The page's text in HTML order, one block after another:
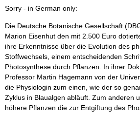
Sorry - in German only:
Die Deutsche Botanische Gesellschaft
Marion Eisenhut den mit 2.500 Euro
ihre Erkenntnisse über die Evolution des
Stoffwechsels, einem entscheidenden
Photosynthese durch Pflanzen. In ihrer
Professor Martin Hagemann von der
die Physiologin zum einen, wie der so
Zyklus in Blaualgen abläuft. Zum anderen
höhere Pflanzen die zur Entgiftung des